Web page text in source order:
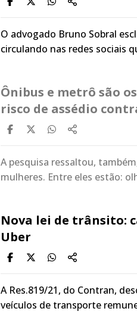
O advogado Bruno Sobral
circulando nas redes sociais
Ônibus e metrô são
risco de assédio
A pesquisa ressaltou,
mulheres. Entre eles estão:
Nova lei de trânsito:
Uber
A Res.819/21, do Contran,
veículos de transporte